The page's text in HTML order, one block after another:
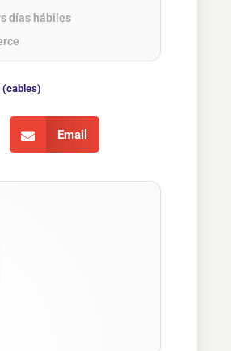
días hábiles
(cables)
Email